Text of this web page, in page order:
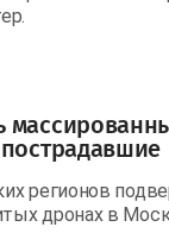
регионов
дронах в